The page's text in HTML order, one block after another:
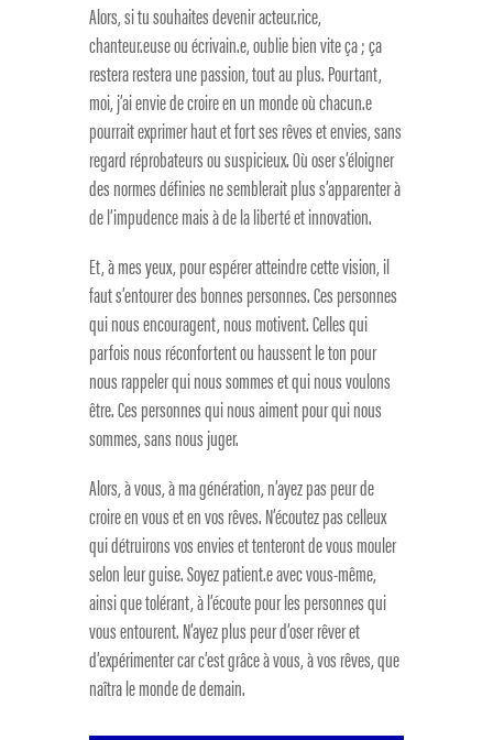
Alors, si tu souhaites devenir acteur.rice,
chanteur.euse ou écrivain.e, oublie bien vite ça ; ça
restera restera une passion, tout au plus. Pourtant,
moi, j’ai envie de croire en un monde où chacun.e
pourrait exprimer haut et fort ses rêves et envies, sans
regard réprobateurs ou suspicieux. Où oser s’éloigner
des normes définies ne semblerait plus s’apparenter à
de l’impudence mais à de la liberté et innovation.
Et, à mes yeux, pour espérer atteindre cette vision, il
faut s’entourer des bonnes personnes. Ces personnes
qui nous encouragent, nous motivent. Celles qui
parfois nous réconfortent ou haussent le ton pour
nous rappeler qui nous sommes et qui nous voulons
être. Ces personnes qui nous aiment pour qui nous
sommes, sans nous juger.
Alors, à vous, à ma génération, n’ayez pas peur de
croire en vous et en vos rêves. N’écoutez pas celleux
qui détruirons vos envies et tenteront de vous mouler
selon leur guise. Soyez patient.e avec vous-même,
ainsi que tolérant, à l’écoute pour les personnes qui
vous entourent. N’ayez plus peur d’oser rêver et
d’expérimenter car c’est grâce à vous, à vos rêves, que
naîtra le monde de demain.